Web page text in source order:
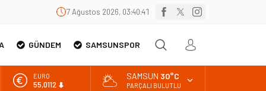
7 Ağustos 2026, 03:40:42
GÜNDEM SAMSUNSPOR
EURO
55,0112
SAMSUN 30°C
PARÇALI BULUTLU